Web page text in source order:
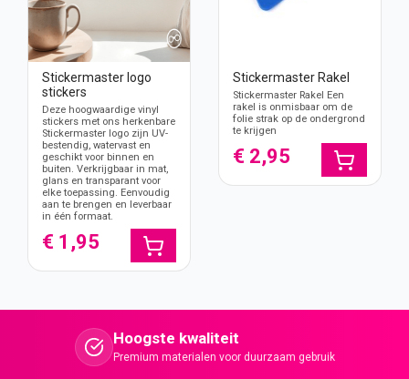
Stickermaster logo
stickers
Deze hoogwaardige vinyl
stickers met ons herkenbare
Stickermaster logo zijn UV-
bestendig, watervast en
geschikt voor binnen en
buiten. Verkrijgbaar in mat,
glans en transparant voor
elke toepassing. Eenvoudig
aan te brengen en leverbaar
in één formaat.
€ 1,95
Stickermaster Rakel
Stickermaster Rakel Een
rakel is onmisbaar om de
folie strak op de ondergrond
te krijgen
€ 2,95
Hoogste kwaliteit
Premium materialen voor duurzaam gebruik